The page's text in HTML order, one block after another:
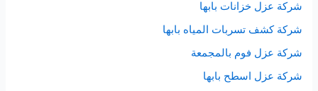
شركة عزل خزانات بابها
شركة كشف تسربات المياه بابها
شركة عزل فوم بالمجمعة
شركة عزل اسطح بابها